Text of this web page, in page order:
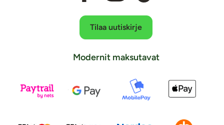
Tilaa uutiskirje
Modernit maksutavat